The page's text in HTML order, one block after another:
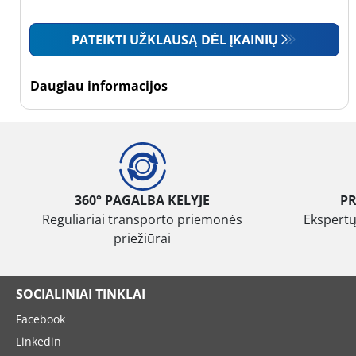
Mažas sunkvežimis
(0)
sustiprintomis
sienelėmis (0)
Padanga
sienelėmis (3)
Daugiau
parinkčių
PATEIKTI UŽKLAUSĄ DĖL ĮKAINIŲ
Daugiau informacijos
360° PAGALBA KELYJE
Reguliariai transporto priemonės
priežiūrai
SOCIALINIAI TINKLAI
Facebook
Linkedin